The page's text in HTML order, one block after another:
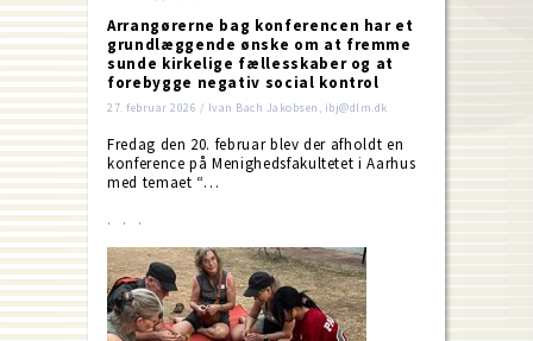
Arrangørerne bag konferencen har et
grundlæggende ønske om at fremme
sunde kirkelige fællesskaber og at
forebygge negativ social kontrol
27. februar 2026 / Ivan Bach Jakobsen, ibj@dlm.dk
Fredag den 20. februar blev der afholdt en
konference på Menighedsfakultetet i Aarhus
med temaet “…